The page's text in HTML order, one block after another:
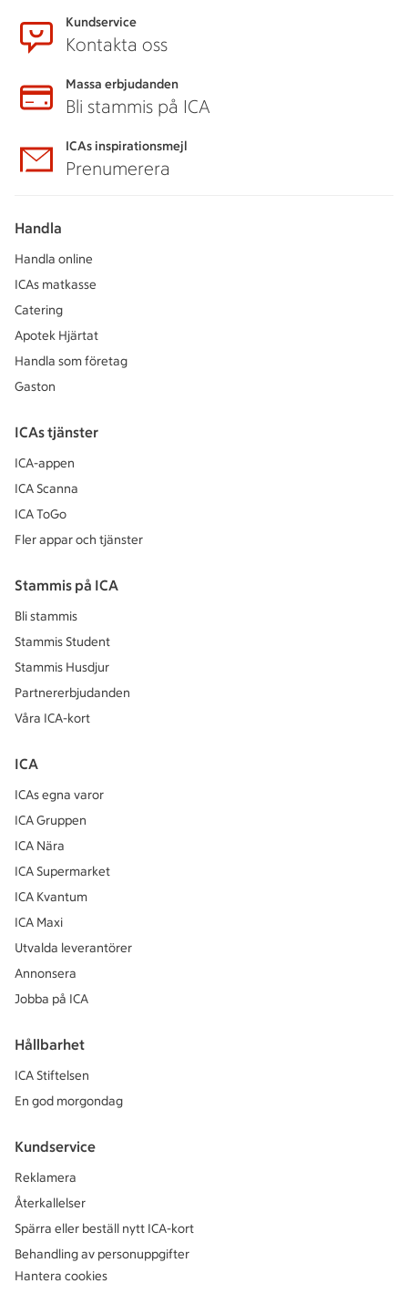
Kundservice
Kontakta oss
Massa erbjudanden
Bli stammis på ICA
ICAs inspirationsmejl
Prenumerera
Handla
Handla online
ICAs matkasse
Catering
Apotek Hjärtat
Handla som företag
Gaston
ICAs tjänster
ICA-appen
ICA Scanna
ICA ToGo
Fler appar och tjänster
Stammis på ICA
Bli stammis
Stammis Student
Stammis Husdjur
Partnererbjudanden
Våra ICA-kort
ICA
ICAs egna varor
ICA Gruppen
ICA Nära
ICA Supermarket
ICA Kvantum
ICA Maxi
Utvalda leverantörer
Annonsera
Jobba på ICA
Hållbarhet
ICA Stiftelsen
En god morgondag
Kundservice
Reklamera
Återkallelser
Spärra eller beställ nytt ICA-kort
Behandling av personuppgifter
Hantera cookies